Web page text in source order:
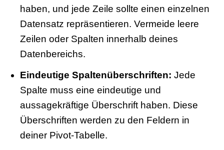
haben, und jede Zeile sollte einen einzelnen
Datensatz repräsentieren. Vermeide leere
Zeilen oder Spalten innerhalb deines
Datenbereichs.
Eindeutige Spaltenüberschriften: Jede
Spalte muss eine eindeutige und
aussagekräftige Überschrift haben. Diese
Überschriften werden zu den Feldern in
deiner Pivot-Tabelle.